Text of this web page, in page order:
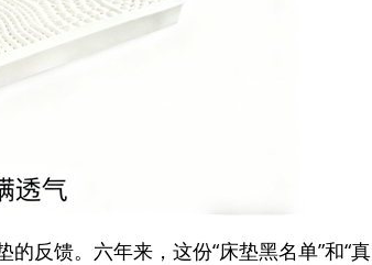
反馈。六年来，这份“床垫黑名单”和“真